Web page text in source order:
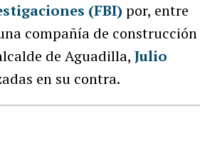
(FBI) por, entre
compañía de construcción
de Aguadilla,Julio
en su contra.